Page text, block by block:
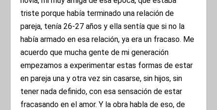
triste porque había terminado una relación de
pareja, tenía 26-27 años y ella sentía que si no la
había armado en esa relación, ya era un fracaso. Me
acuerdo que mucha gente de mi generación
empezamos a experimentar estas formas de estar
en pareja una y otra vez sin casarse, sin hijos, sin
tener nada definido, con esa sensación de estar
fracasando en el amor. Y la obra habla de eso, de